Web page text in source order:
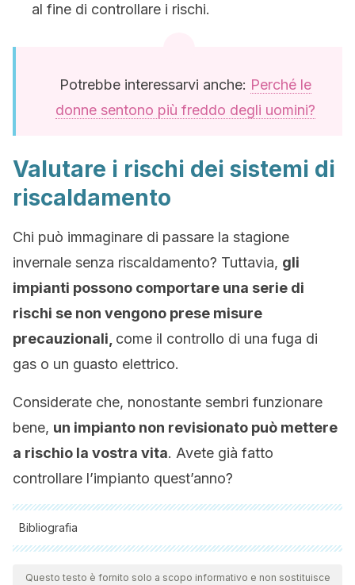
al fine di controllare i rischi.
Potrebbe interessarvi anche: Perché le
donne sentono più freddo degli uomini?
Valutare i rischi dei sistemi di
riscaldamento
Chi può immaginare di passare la stagione
invernale senza riscaldamento? Tuttavia, gli
impianti possono comportare una serie di
rischi se non vengono prese misure
precauzionali, come il controllo di una fuga di
gas o un guasto elettrico.
Considerate che, nonostante sembri funzionare
bene, un impianto non revisionato può mettere
a rischio la vostra vita. Avete già fatto
controllare l’impianto quest’anno?
Bibliografia
Tutte le fonti citate sono state esaminate a fondo dal nostro
team per garantirne la qualità, l'affidabilità, l'attualità e la
Questo testo è fornito solo a scopo informativo e non sostituisce